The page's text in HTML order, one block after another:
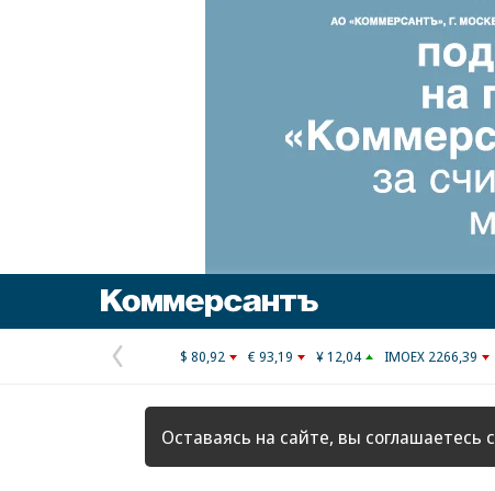
Предыдущая
страница
$ 80,92 € 93,19 ¥ 12,04 IMOEX 2266,39
Оставаясь на сайте, вы соглашаетесь с